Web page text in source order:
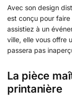
Avec son design
est conçu pour
assistiez à un
ville, elle vous offre
passera pas
La pièce
printanière